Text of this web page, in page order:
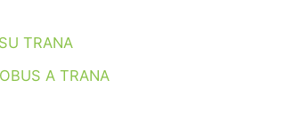
TRANA
A TRANA